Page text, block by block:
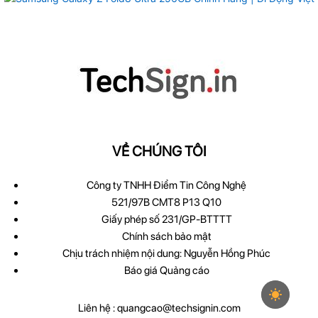
VỀ CHÚNG TÔI
Công ty TNHH Điểm Tin Công Nghệ
521/97B CMT8 P13 Q10
Giấy phép số 231/GP-BTTTT
Chính sách bảo mật
Chịu trách nhiệm nội dung: Nguyễn Hồng Phúc
Báo giá Quảng cáo
Liên hệ :quangcao@techsignin.com